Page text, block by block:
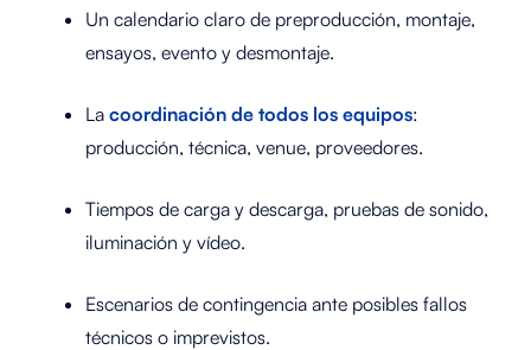
Un calendario claro de preproducción, montaje,
ensayos, evento y desmontaje.
La coordinación de todos los equipos:
producción, técnica, venue, proveedores.
Tiempos de carga y descarga, pruebas de sonido,
iluminación y vídeo.
Escenarios de contingencia ante posibles fallos
técnicos o imprevistos.